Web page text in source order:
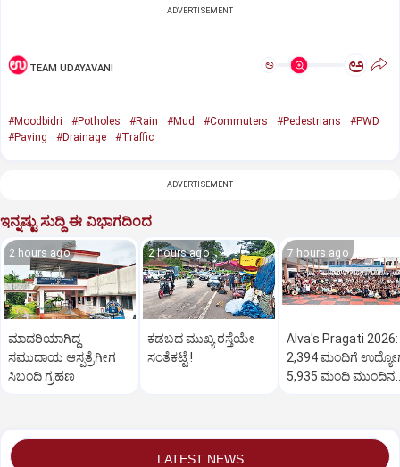
ADVERTISEMENT
TEAM UDAYAVANI ಅ ಅ
#Moodbidri #Potholes #Rain #Mud #Commuters #Pedestrians
#PWD
#Paving
#Drainage #Traffic
ADVERTISEMENT
ಇನ್ನಷ್ಟು ಸುದ್ದಿ ಈ ವಿಭಾಗದಿಂದ
2 hours ago
ಮಾದರಿಯಾಗಿದ್ದ
ಸಮುದಾಯ ಆಸ್ಪತ್ರೆಗೀಗ
ಸಿಬಂದಿ ಗ್ರಹಣ
2 hours ago
ಕಡಬದ ಮುಖ್ಯ ರಸ್ತೆಯೇ
ಸಂತೆಕಟ್ಟೆ !
7 hours ago
Alva's Pragati 2026:
2,394 ಮಂದಿಗೆ
5,935 ಮಂದಿ ಮುಂದಿನ
LATEST NEWS